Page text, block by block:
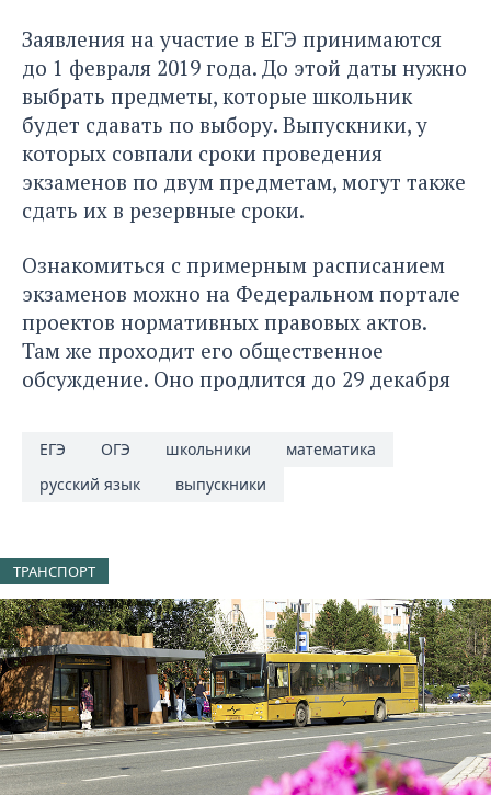
Заявления на участие в ЕГЭ принимаются
до 1 февраля 2019 года. До этой даты нужно
выбрать предметы, которые школьник
будет сдавать по выбору. Выпускники, у
которых совпали сроки проведения
экзаменов по двум предметам, могут также
сдать их в резервные сроки.
Ознакомиться с примерным расписанием
экзаменов можно на Федеральном портале
проектов нормативных правовых актов.
Там же проходит его общественное
обсуждение. Оно продлится до 29 декабря
ЕГЭ ОГЭ школьники
математика
русский язык
выпускники
ТРАНСПОРТ